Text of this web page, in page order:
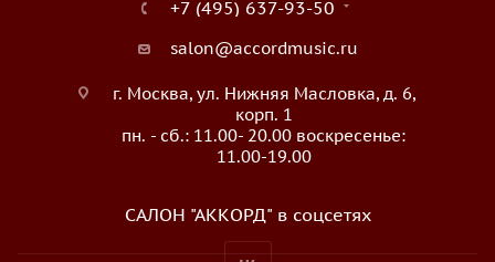
+7 (495) 637-93-50
salon@accordmusic.ru
г. Москва, ул. Нижняя Масловка, д. 6,
корп. 1
пн. - сб.: 11.00- 20.00 воскресенье:
11.00-19.00
САЛОН "АККОРД" в соцсетях